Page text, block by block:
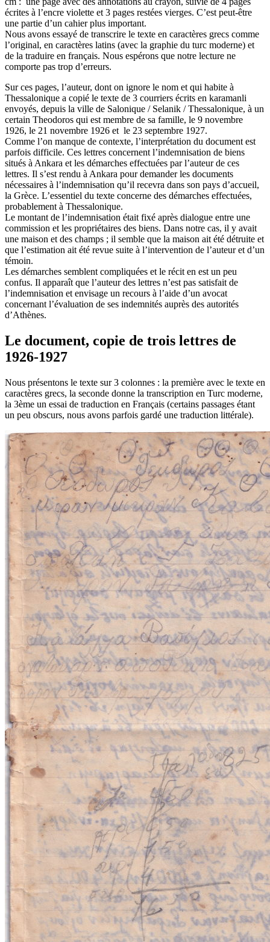
écrites à l’encre violette et 3 pages restées vierges. C’est peut-être
une partie d’un cahier plus important.
Nous avons essayé de transcrire le texte en caractères grecs comme
l’original, en caractères latins (avec la graphie du turc moderne) et
de la traduire en français. Nous espérons que notre lecture ne
comporte pas trop d’erreurs.
Sur ces pages, l’auteur, dont on ignore le nom et qui habite à
Thessalonique a copié le texte de 3 courriers écrits en karamanli
envoyés, depuis la ville de Salonique / Selanik / Thessalonique, à un
certain Theodoros qui est membre de sa famille, le 9 novembre
1926, le 21 novembre 1926 et le 23 septembre 1927.
Comme l’on manque de contexte, l’interprétation du document est
parfois difficile. Ces lettres concernent l’indemnisation de biens
situés à Ankara et les démarches effectuées par l’auteur de ces
lettres. Il s’est rendu à Ankara pour demander les documents
nécessaires à l’indemnisation qu’il recevra dans son pays d’accueil,
la Grèce. L’essentiel du texte concerne des démarches effectuées,
probablement à Thessalonique.
Le montant de l’indemnisation était fixé après dialogue entre une
commission et les propriétaires des biens. Dans notre cas, il y avait
une maison et des champs ; il semble que la maison ait été détruite et
que l’estimation ait été revue suite à l’intervention de l’auteur et d’un
témoin.
Les démarches semblent compliquées et le récit en est un peu
confus. Il apparaît que l’auteur des lettres n’est pas satisfait de
l’indemnisation et envisage un recours à l’aide d’un avocat
concernant l’évaluation de ses indemnités auprès des autorités
d’Athènes.
Le document, copie de trois lettres de
1926-1927
Nous présentons le texte sur 3 colonnes : la première avec le texte en
caractères grecs, la seconde donne la transcription en Turc moderne,
la 3ème un essai de traduction en Français (certains passages étant
un peu obscurs, nous avons parfois gardé une traduction littérale).